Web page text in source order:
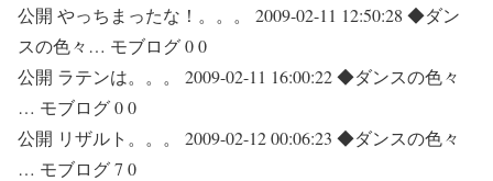
公開 やっちまったな！。。。 2009-02-11 12:50:28 ◆ダン
スの色々… モブログ 0 0
公開 ラテンは。。。 2009-02-11 16:00:22 ◆ダンスの色々
… モブログ 0 0
公開 リザルト。。。 2009-02-12 00:06:23 ◆ダンスの色々
… モブログ 7 0